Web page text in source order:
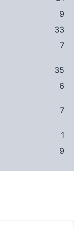
9
33
7
35
6
7
1
9